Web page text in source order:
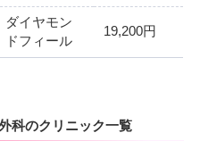
ダイヤモン
ドフィール
19,200円
科のクリニック一覧